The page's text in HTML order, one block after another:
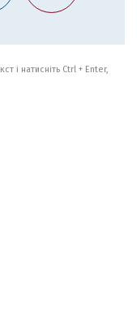
і натисніть Ctrl + Enter,